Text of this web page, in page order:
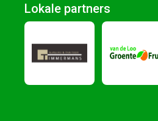
Lokale partners